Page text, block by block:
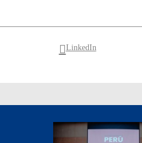
LinkedIn